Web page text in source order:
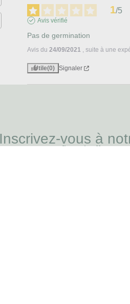
1/5
Avis vérifié
Pas de germination
Avis du 24/09/2021 , suite à une
Utile(0) Signaler
Inscrivez-vous à
et profitez d' offres